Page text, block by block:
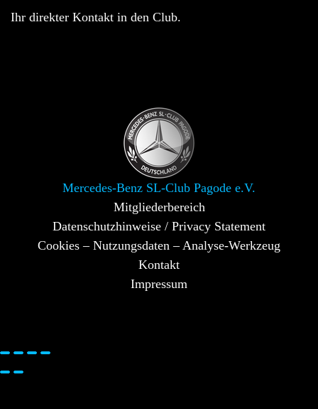
Ihr direkter Kontakt in den Club.
Mercedes-Benz SL-Club Pagode e.V.
Mitgliederbereich
Datenschutzhinweise / Privacy Statement
Cookies – Nutzungsdaten – Analyse-Werkzeug
Kontakt
Impressum